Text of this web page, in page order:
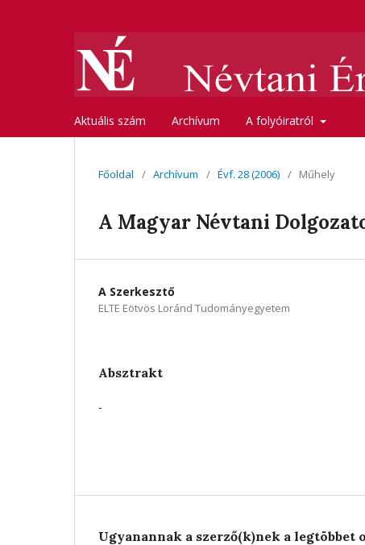
Aktuális szám Archívum A folyóiratról
Főoldal / Archívum / Évf. 28 (2006) / Műhely
A Magyar Névtani
A Szerkesztő
ELTE Eötvös Loránd Tudományegyetem
Absztrakt
-
Ugyanannak a szerző(k)nek a